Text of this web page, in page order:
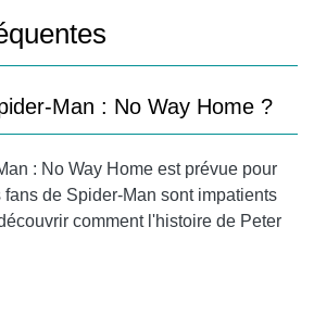
Man : No Way Home ?
: No Way Home est prévue pour
de Spider-Man sont impatients
comment l'histoire de Peter